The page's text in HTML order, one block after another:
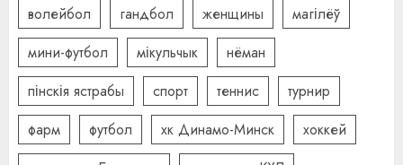
волейбол
гандбол женщины
магілёў
мини-футбол
мікульчык
нёман
пінскія ястрабы
спорт теннис
турнир
фарм
футбол хк Динамо-Минск
хоккей